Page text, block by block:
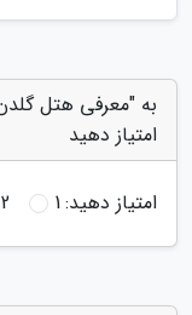
امتیاز دهید
امتیاز دهید:1
2